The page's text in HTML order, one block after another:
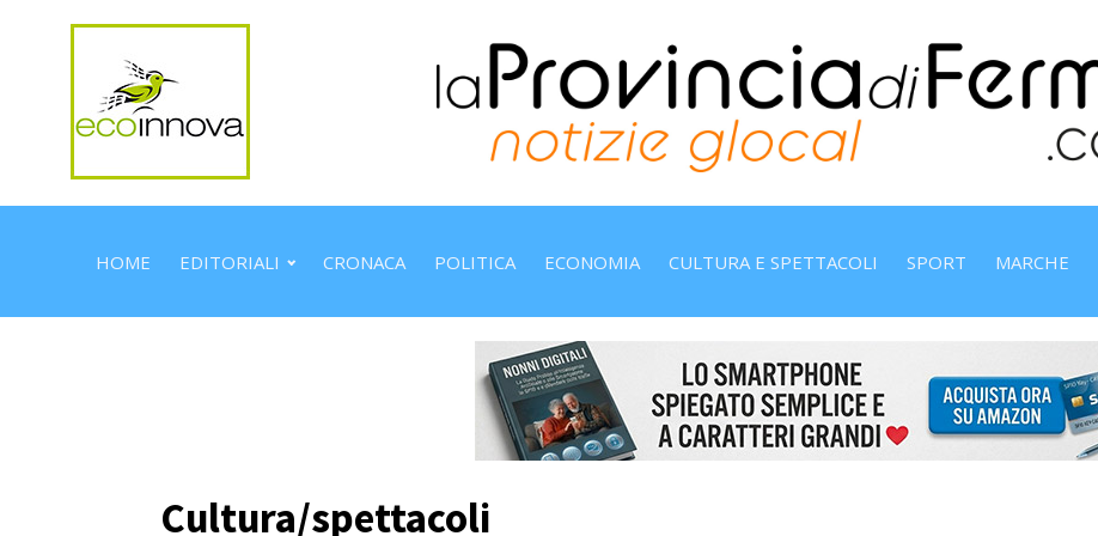
HOME EDITORIALI CRONACA POLITICA ECONOMIA CULTURA E SPETTACOLI SPORT MARCHE
Cultura/spettacoli